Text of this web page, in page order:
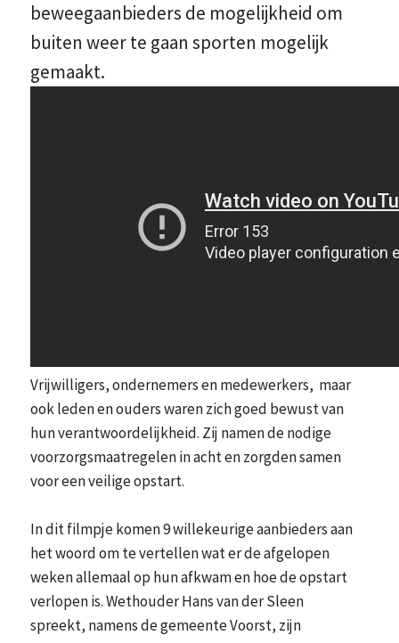
beweegaanbieders de mogelijkheid om
buiten weer te gaan sporten mogelijk
gemaakt.
Vrijwilligers, ondernemers en medewerkers, maar
ook leden en ouders waren zich goed bewust van
hun verantwoordelijkheid. Zij namen de nodige
voorzorgsmaatregelen in acht en zorgden samen
voor een veilige opstart.
In dit filmpje komen 9 willekeurige aanbieders aan
het woord om te vertellen wat er de afgelopen
weken allemaal op hun afkwam en hoe de opstart
verlopen is. Wethouder Hans van der Sleen
spreekt, namens de gemeente Voorst, zijn